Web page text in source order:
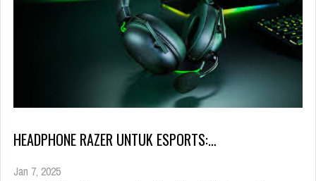
HEADPHONE RAZER UNTUK ESPORTS:…
Jan 7, 2025